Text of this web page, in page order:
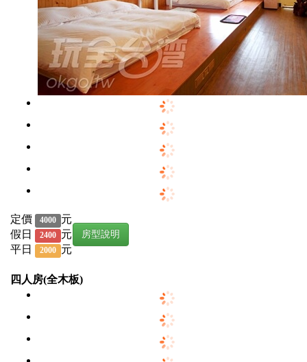
定價 4000 元
假日
2400 元
平日
2000 元
房型說明
四人房(全木板)